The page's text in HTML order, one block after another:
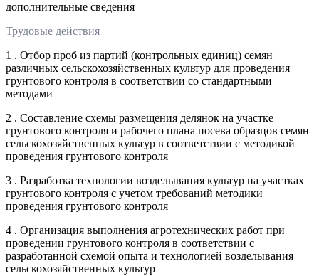
дополнительные сведения
Трудовые действия
1 . Отбор проб из партий (контрольных единиц) семян
различных сельскохозяйственных культур для проведения
грунтового контроля в соответствии со стандартными
методами
2 . Составление схемы размещения делянок на участке
грунтового контроля и рабочего плана посева образцов семян
сельскохозяйственных культур в соответствии с методикой
проведения грунтового контроля
3 . Разработка технологии возделывания культур на участках
грунтового контроля с учетом требований методики
проведения грунтового контроля
4 . Организация выполнения агротехнических работ при
проведении грунтового контроля в соответствии с
разработанной схемой опыта и технологией возделывания
сельскохозяйственных культур